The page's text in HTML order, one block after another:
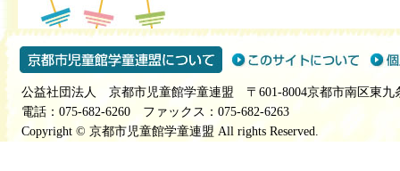
公益社団法人 京都市児童館学童連盟 〒601-8004京都市南区東九
電話：075-682-6260 ファックス：075-682-6263
Copyright © 京都市児童館学童連盟 All rights Reserved.